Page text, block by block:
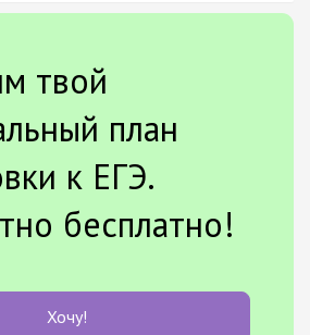
твой
план
к ЕГЭ.
бесплатно!
Хочу!